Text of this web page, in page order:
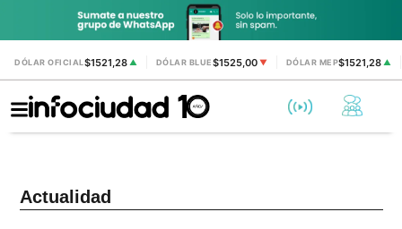
DÓLAR OFICIAL$1521,28 ▲ DÓLAR BLUE$1525,00 ▼ DÓLAR MEP$1521,28▲
Actualidad